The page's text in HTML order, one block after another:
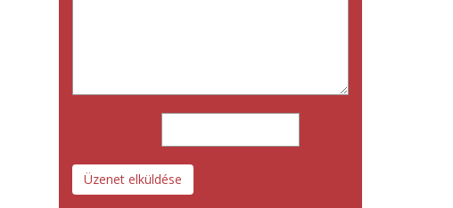
Üzenet elküldése